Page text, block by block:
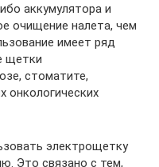
аккумулятора и
очищение налета, чем
имеет ряд
щетки
стоматите,
онкологических
электрощетку
Это связано с тем,